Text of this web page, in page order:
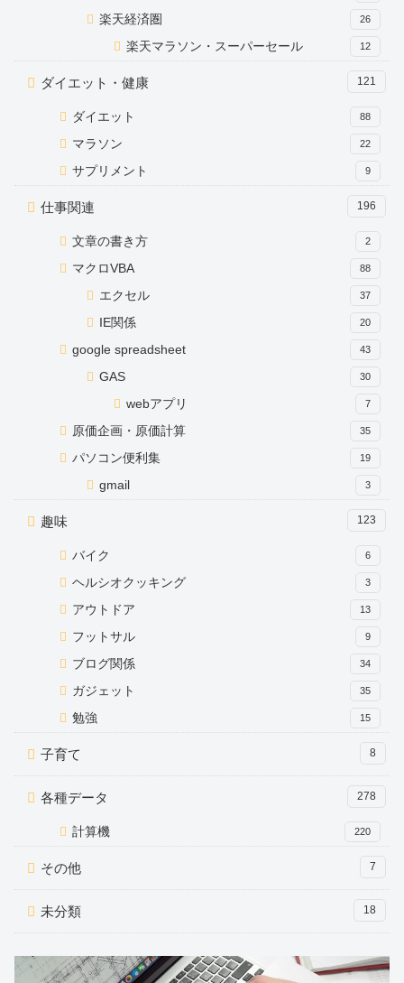
楽天経済圏 26
楽天マラソン・スーパーセール 12
ダイエット・健康 121
ダイエット 88
マラソン 22
サプリメント 9
仕事関連 196
文章の書き方 2
マクロVBA 88
エクセル 37
IE関係 20
google spreadsheet 43
GAS 30
webアプリ 7
原価企画・原価計算 35
パソコン便利集 19
gmail 3
趣味 123
バイク 6
ヘルシオクッキング 3
アウトドア 13
フットサル 9
ブログ関係 34
ガジェット 35
勉強 15
子育て 8
各種データ 278
計算機 220
その他 7
未分類 18